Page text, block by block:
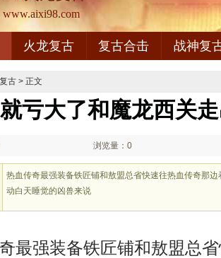
www.aixi98.com
火龙复古 复古合击 战神复
古 > 正文
就亏大了和魔龙西关
浏览量：0
热血传奇最强装备铁匠铺和敖盟总省快速往热血传奇那
动白天睡觉的凶兽来说
最强装备铁匠铺和敖盟总